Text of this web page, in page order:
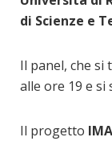
di Scienze e
Il panel, che si
alle ore 19 e
Il progetto